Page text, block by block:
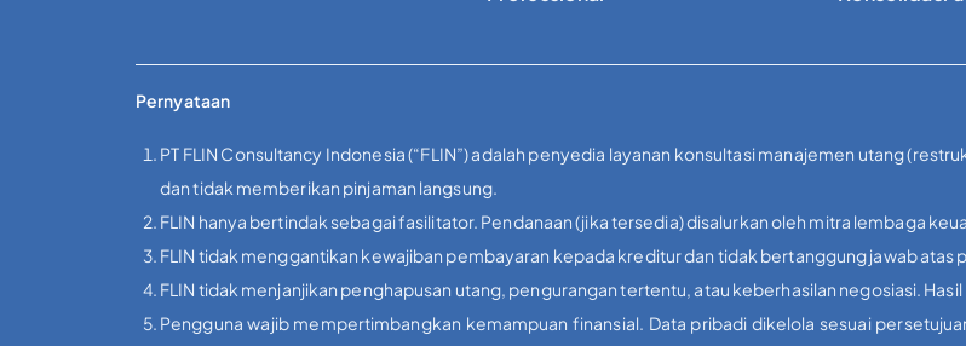
Pernyataan
PT FLIN Consultancy Indonesia (“FLIN”) adalah penyedia layanan konsultasi manajemen utang
dan tidak memberikan pinjaman langsung.
FLIN hanya bertindak sebagai fasilitator. Pendanaan (jika tersedia) disalurkan oleh mitra lembaga
FLIN tidak menggantikan kewajiban pembayaran kepada kreditur dan tidak bertanggung jawab atas
FLIN tidak menjanjikan penghapusan utang, pengurangan tertentu, atau keberhasilan negosiasi.
Pengguna wajib mempertimbangkan kemampuan finansial. Data pribadi dikelola sesuai